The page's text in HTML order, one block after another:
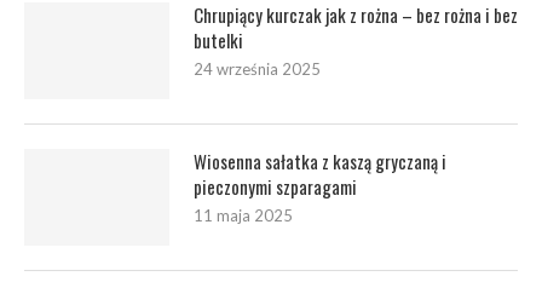
Chrupiący kurczak jak z rożna – bez rożna i bez
butelki
24 września 2025
Wiosenna sałatka z kaszą gryczaną i
pieczonymi szparagami
11 maja 2025